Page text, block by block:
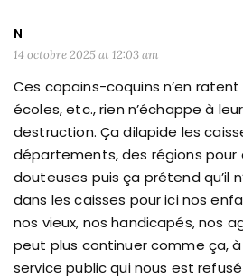
N
14 octobre 2025 at 12:03 am
Ces copains-coquins n’en
écoles, etc., rien n’échappe à
destruction. Ça dilapide les
départements, des régions pour
douteuses puis ça prétend qu’il
dans les caisses pour ici nos
nos vieux, nos handicapés, nos
peut plus continuer comme ça,
service public qui nous est